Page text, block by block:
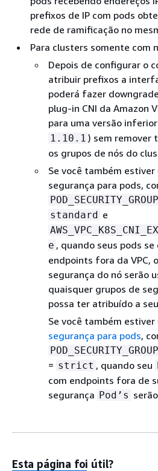
prefixos de IP com pods
rede de ramificação no
Para clusters somente com
Depois de configurar o
atribuir prefixos a
poderá fazer
plug-in CNI da Amazon
para uma versão
1.10.1 ) sem remover
os grupos de nós do
Se você também
segurança para pods,
standard e
e , quando seus pods
endpoints fora da VPC,
segurança do nó serão
quaisquer grupos de
possa ter atribuído a
Se você também estiver
segurança para pods,
= strict , quando seu
com endpoints fora de
segurança Pod’s
Esta página foi útil?